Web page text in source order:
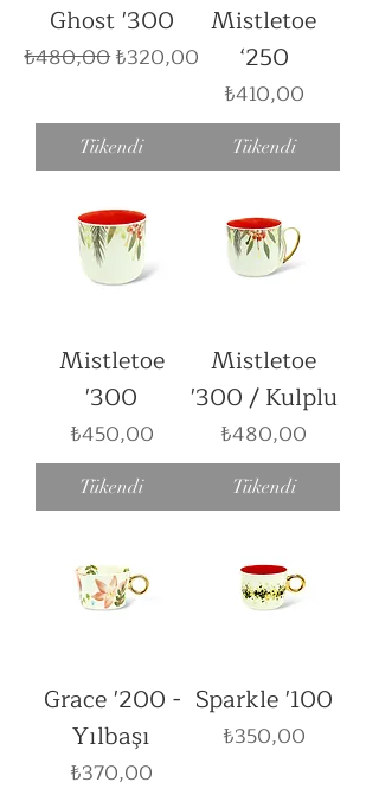
Ghost '300
Normal Fiyat
₺480,00İndirimli Fiyat
₺320,00
Tükendi
Mistletoe
‘250
Fiyat
₺410,00
Tükendi
Mistletoe
'300
Fiyat
₺450,00
Tükendi
Mistletoe
'300 / Kulplu
Fiyat
₺480,00
Tükendi
Grace '200 -
Yılbaşı
Fiyat
₺370,00
Sparkle '100
Fiyat
₺350,00